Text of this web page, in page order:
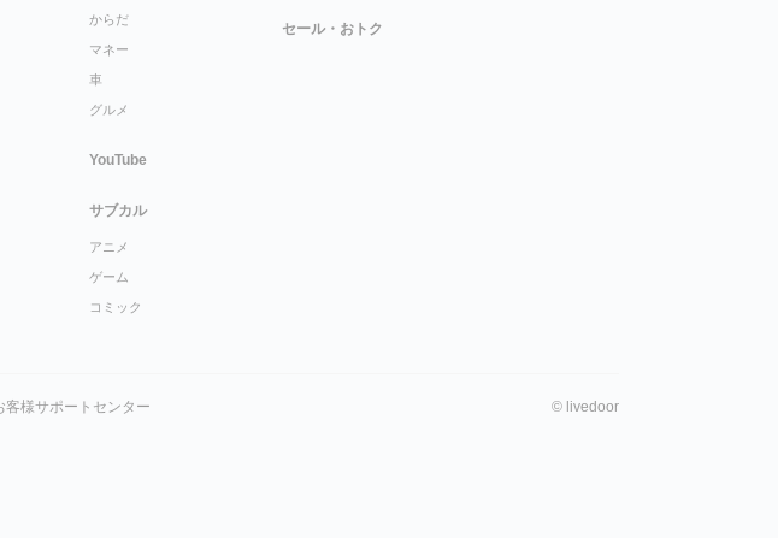
からだ
マネー
車
グルメ
YouTube
サブカル
アニメ
ゲーム
コミック
セール・おトク
客様サポートセンター © livedoor